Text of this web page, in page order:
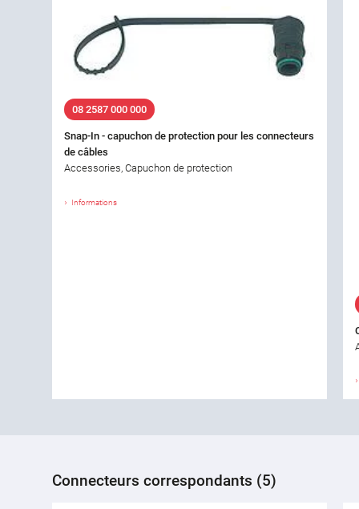
08 2587 000 000
Snap-In - capuchon de protection pour les connecteurs
de câbles
Accessories, Capuchon de protection
Informations
Connecteurs correspondants (5)